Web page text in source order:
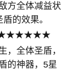
方全体减益状
的效果。
，全体圣盾，
的神器，5星